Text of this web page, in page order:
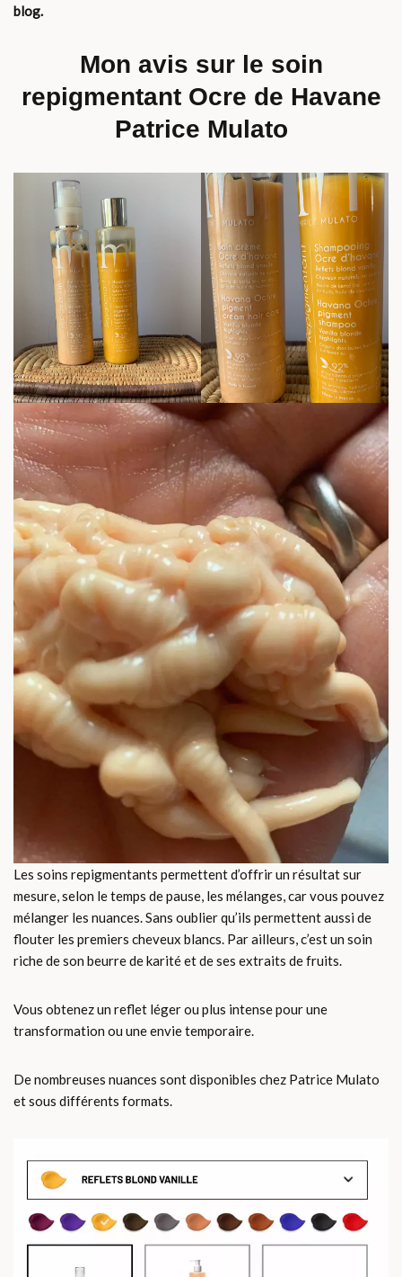
blog.
Mon avis sur le soin
repigmentant Ocre de Havane
Patrice Mulato
Les soins repigmentants permettent d’offrir un résultat sur
mesure, selon le temps de pause, les mélanges, car vous pouvez
mélanger les nuances. Sans oublier qu’ils permettent aussi de
flouter les premiers cheveux blancs. Par ailleurs, c’est un soin
riche de son beurre de karité et de ses extraits de fruits.
Vous obtenez un reflet léger ou plus intense pour une
transformation ou une envie temporaire.
De nombreuses nuances sont disponibles chez Patrice Mulato
et sous différents formats.